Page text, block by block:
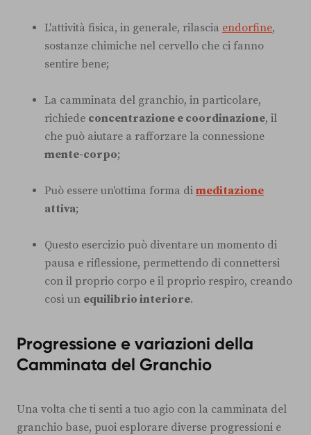
L'attività fisica, in generale, rilascia endorfine,
sostanze chimiche nel cervello che ci fanno
sentire bene;
La camminata del granchio, in particolare,
richiede concentrazione e coordinazione, il
che può aiutare a rafforzare la connessione
mente-corpo;
Può essere un'ottima forma di meditazione
attiva;
Questo esercizio può diventare un momento di
pausa e riflessione, permettendo di connettersi
con il proprio corpo e il proprio respiro, creando
così un equilibrio interiore.
Progressione e variazioni della
Camminata del Granchio
Una volta che ti senti a tuo agio con la camminata del
granchio base, puoi esplorare diverse progressioni e